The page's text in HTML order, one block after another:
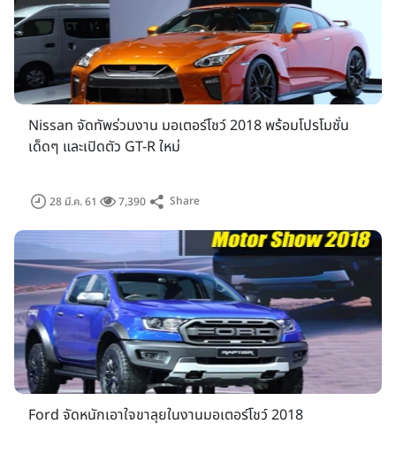
Nissan จัดทัพร่วมงาน มอเตอร์โชว์ 2018 พร้อมโปรโมชั่น
เด็ดๆ และเปิดตัว GT-R ใหม่
28 มี.ค. 61 7,390 Share
Ford จัดหนักเอาใจขาลุยในงานมอเตอร์โชว์ 2018